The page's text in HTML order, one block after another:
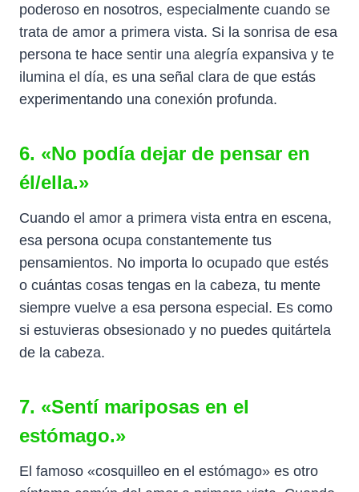
poderoso en nosotros, especialmente cuando se
trata de amor a primera vista. Si la sonrisa de esa
persona te hace sentir una alegría expansiva y te
ilumina el día, es una señal clara de que estás
experimentando una conexión profunda.
6. «No podía dejar de pensar en
él/ella.»
Cuando el amor a primera vista entra en escena,
esa persona ocupa constantemente tus
pensamientos. No importa lo ocupado que estés
o cuántas cosas tengas en la cabeza, tu mente
siempre vuelve a esa persona especial. Es como
si estuvieras obsesionado y no puedes quitártela
de la cabeza.
7. «Sentí mariposas en el
estómago.»
El famoso «cosquilleo en el estómago» es otro